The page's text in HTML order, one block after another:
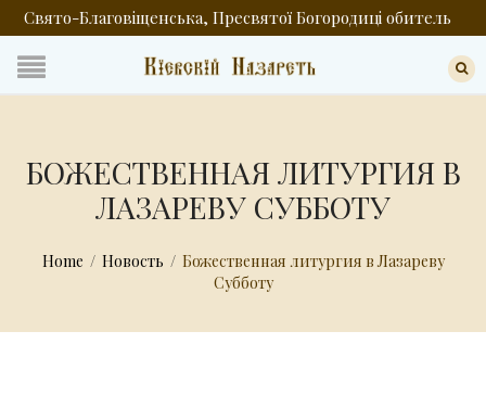
Свято-Благовіщенська, Пресвятої Богородиці обитель
БОЖЕСТВЕННАЯ ЛИТУРГИЯ В
ЛАЗАРЕВУ СУББОТУ
Home / Новость / Божественная литургия в Лазареву
Субботу